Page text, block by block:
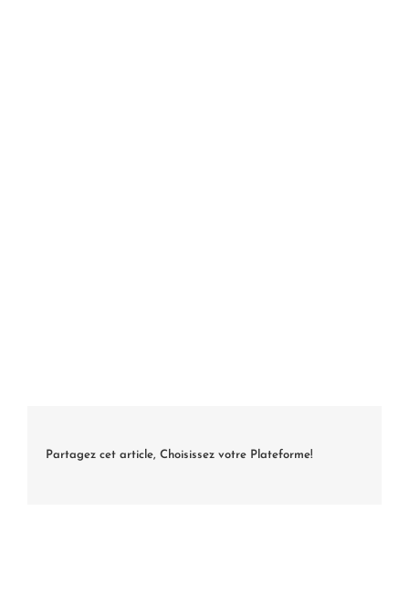
Partagez cet article, Choisissez votre Plateforme!